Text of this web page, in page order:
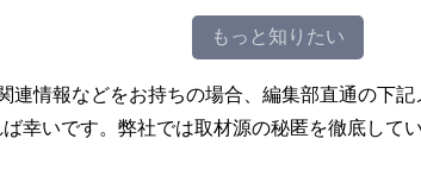
もっと知りたい
連情報などをお持ちの場合、編集部直通の下
幸いです。弊社では取材源の秘匿を徹底してい